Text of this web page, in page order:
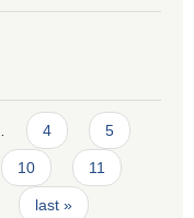
4 5
10 11
last »